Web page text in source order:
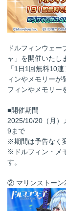
ドルフィンウェ
ャ」を開催いたし
「1日1回無料10
ィンやメモリーが
フィンやメモリー
■開催期間
2025/10/20（月）
9まで
※期間は予告なく
※ドルフィン・メ
す。
② マリンストーン